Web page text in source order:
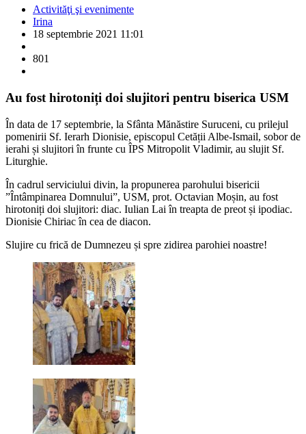
Activităţi şi evenimente
Irina
18 septembrie 2021 11:01
801
Au fost hirotoniți doi slujitori pentru biserica USM
În data de 17 septembrie, la Sfânta Mănăstire Suruceni, cu prilejul
pomenirii Sf. Ierarh Dionisie, episcopul Cetății Albe-Ismail, sobor de
ierahi și slujitori în frunte cu ÎPS Mitropolit Vladimir, au slujit Sf.
Liturghie.
În cadrul serviciului divin, la propunerea parohului bisericii
”Întâmpinarea Domnului”, USM, prot. Octavian Moșin, au fost
hirotoniți doi slujitori: diac. Iulian Lai în treapta de preot și ipodiac.
Dionisie Chiriac în cea de diacon.
Slujire cu frică de Dumnezeu și spre zidirea parohiei noastre!